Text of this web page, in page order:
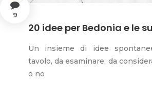
9
20 idee per Bedonia e le
Un insieme di idee
tavolo, da esaminare, da
o no